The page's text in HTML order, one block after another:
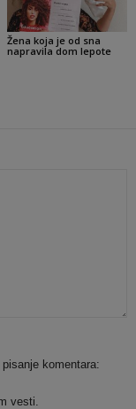
Žena koja je od sna
napravila dom lepote
komentara:
vesti.